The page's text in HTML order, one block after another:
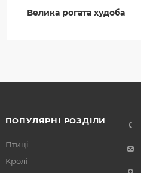
Велика рогата худоба
ПОПУЛЯРНІ РОЗДІЛИ
Птиці
Кролі